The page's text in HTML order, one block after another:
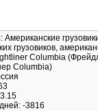
Американские
грузовиков,
Columbia
Columbia)
-3816